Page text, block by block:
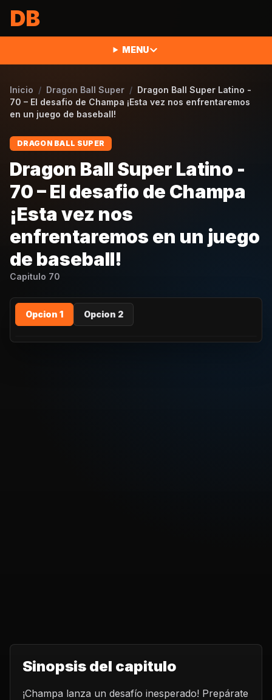
DB
MENU
Inicio / Dragon Ball Super / Dragon Ball Super Latino -
70 – El desafio de Champa ¡Esta vez nos enfrentaremos
en un juego de baseball!
DRAGON BALL SUPER
Dragon Ball Super Latino -
70 – El desafio de Champa
¡Esta vez nos
enfrentaremos en un juego
de baseball!
Capitulo 70
Opcion 1 Opcion 2
Sinopsis del capitulo
¡Champa lanza un desafío inesperado! Prepárate